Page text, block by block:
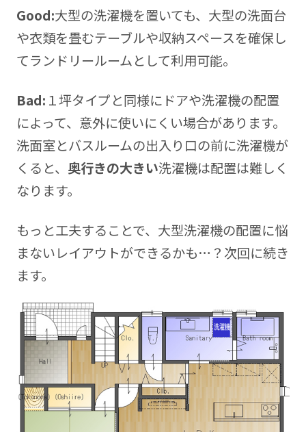
Good:大型の洗濯機を置いても、大型の洗面台
や衣類を畳むテーブルや収納スペースを確保し
てランドリールームとして利用可能。
Bad: １坪タイプと同様にドアや洗濯機の配置
によって、意外に使いにくい場合があります。
洗面室とバスルームの出入り口の前に洗濯機が
くると、 奥行きの大きい洗濯機は配置は難しく
なります。
もっと工夫することで、大型洗濯機の配置に悩
まないレイアウトができるかも…？次回に続き
ます。